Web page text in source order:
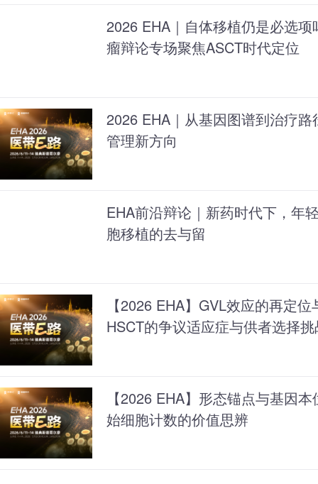
2026 EHA｜自体移植仍是必选
瘤辩论专场聚焦ASCT时代定位
2026 EHA｜从基因图谱到治疗
管理新方向
EHA前沿辩论｜新药时代下，年
胞移植的去与留
【2026 EHA】GVL效应的再定
HSCT的争议适应症与供者选择
【2026 EHA】形态锚点与基因
始细胞计数的价值思辨